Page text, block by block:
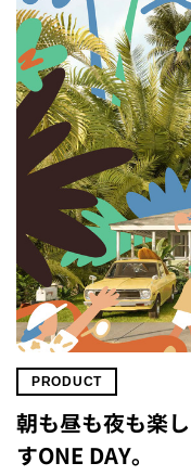
PRODUCT
朝も昼も夜も楽
すONE DAY。